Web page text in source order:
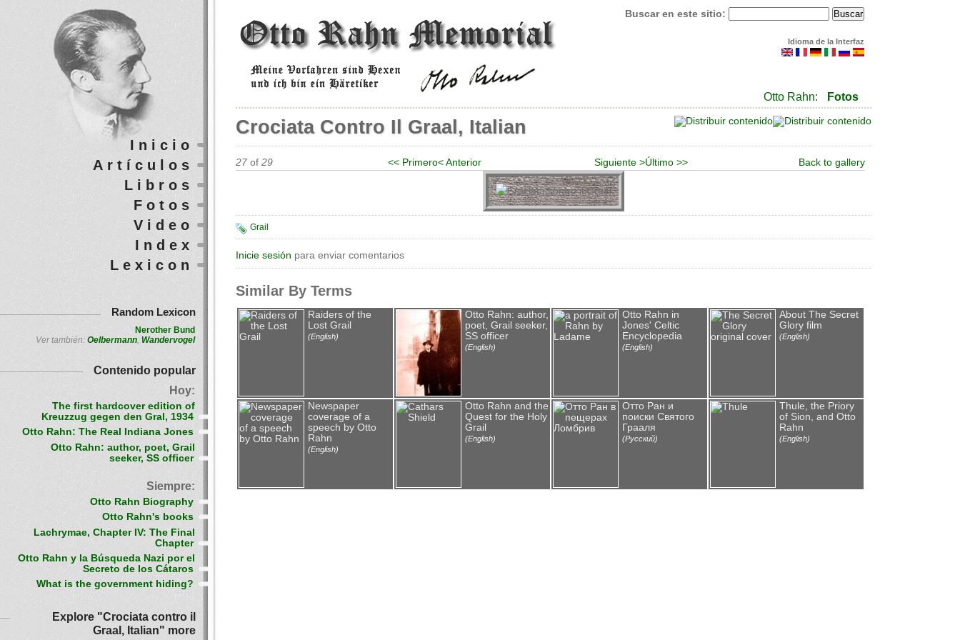
Buscar en este sitio:
Idioma de la Interfaz
Otto Rahn: Fotos
Crociata Contro Il Graal, Italian
27 of 29 << Primero< Anterior Siguiente >Último >> Back to gallery
Grail
Inicie sesión para enviar comentarios
Similar By Terms
Raiders of the
Lost Grail
(English)
Otto Rahn: author,
poet, Grail seeker,
SS officer
(English)
Otto Rahn in
Jones' Celtic
Encyclopedia
(English)
About The Secret
Glory film
(English)
Newspaper
coverage of a
speech by Otto
Rahn
(English)
Otto Rahn and the
Quest for the Holy
Grail
(English)
Отто Ран и
поиски Святого
Грааля
(Русский)
Thule, the Priory
of Sion, and Otto
Rahn
(English)
Inicio
Artículos
Libros
Fotos
Video
Index
Lexicon
Random Lexicon
Nerother Bund
Ver también: Oelbermann, Wandervogel
Contenido popular
Hoy:
The first hardcover edition of
Kreuzzug gegen den Gral, 1934
Otto Rahn: The Real Indiana Jones
Otto Rahn: author, poet, Grail
seeker, SS officer
Siempre:
Otto Rahn Biography
Otto Rahn's books
Lachrymae, Chapter IV: The Final
Chapter
Otto Rahn y la Búsqueda Nazi por el
Secreto de los Cátaros
What is the government hiding?
Explore "Crociata contro il
Graal, Italian" more